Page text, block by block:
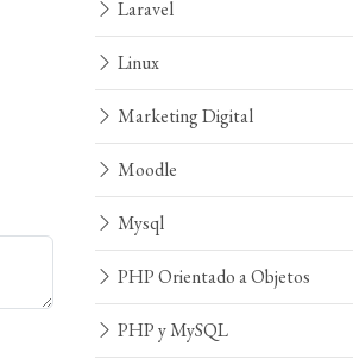
Laravel
Linux
Marketing Digital
Moodle
Mysql
PHP Orientado a Objetos
PHP y MySQL